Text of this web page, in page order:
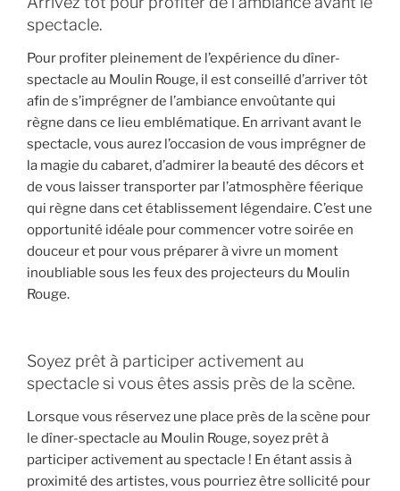
spectacle.
Pour profiter pleinement de l’expérience du dîner-
spectacle au Moulin Rouge, il est conseillé d’arriver tôt
afin de s’imprégner de l’ambiance envoûtante qui
règne dans ce lieu emblématique. En arrivant avant le
spectacle, vous aurez l’occasion de vous imprégner de
la magie du cabaret, d’admirer la beauté des décors et
de vous laisser transporter par l’atmosphère féerique
qui règne dans cet établissement légendaire. C’est une
opportunité idéale pour commencer votre soirée en
douceur et pour vous préparer à vivre un moment
inoubliable sous les feux des projecteurs du Moulin
Rouge.
Soyez prêt à participer activement au
spectacle si vous êtes assis près de la scène.
Lorsque vous réservez une place près de la scène pour
le dîner-spectacle au Moulin Rouge, soyez prêt à
participer activement au spectacle ! En étant assis à
proximité des artistes, vous pourriez être sollicité pour